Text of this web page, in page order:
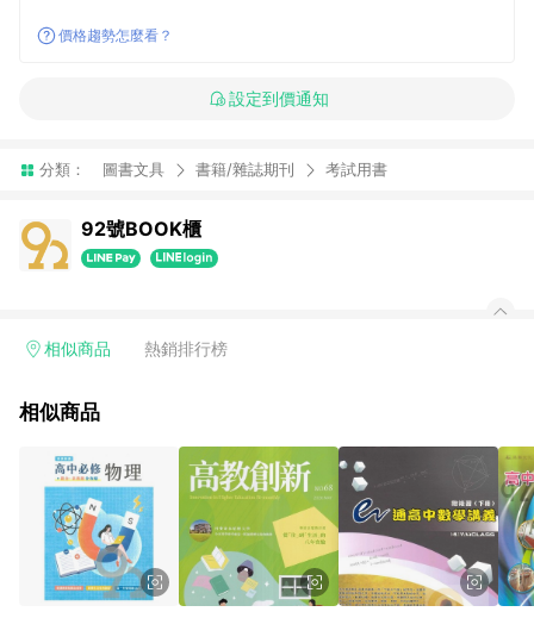
價格趨勢怎麼看？
設定到價通知
分類： 圖書文具 書籍/雜誌期刊 考試用書
92號BOOK櫃
相似商品 熱銷排行榜
相似商品